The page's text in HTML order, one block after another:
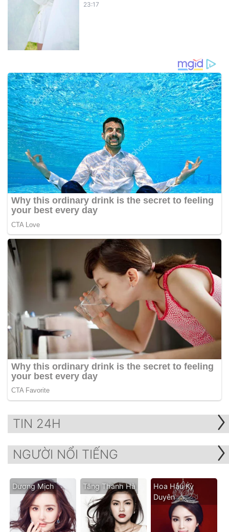
23:17
TIN 24H
NGƯỜI NỔI TIẾNG
Dương Mịch Tăng Thanh Hà
Hoa Hậu Kỳ
Duyên